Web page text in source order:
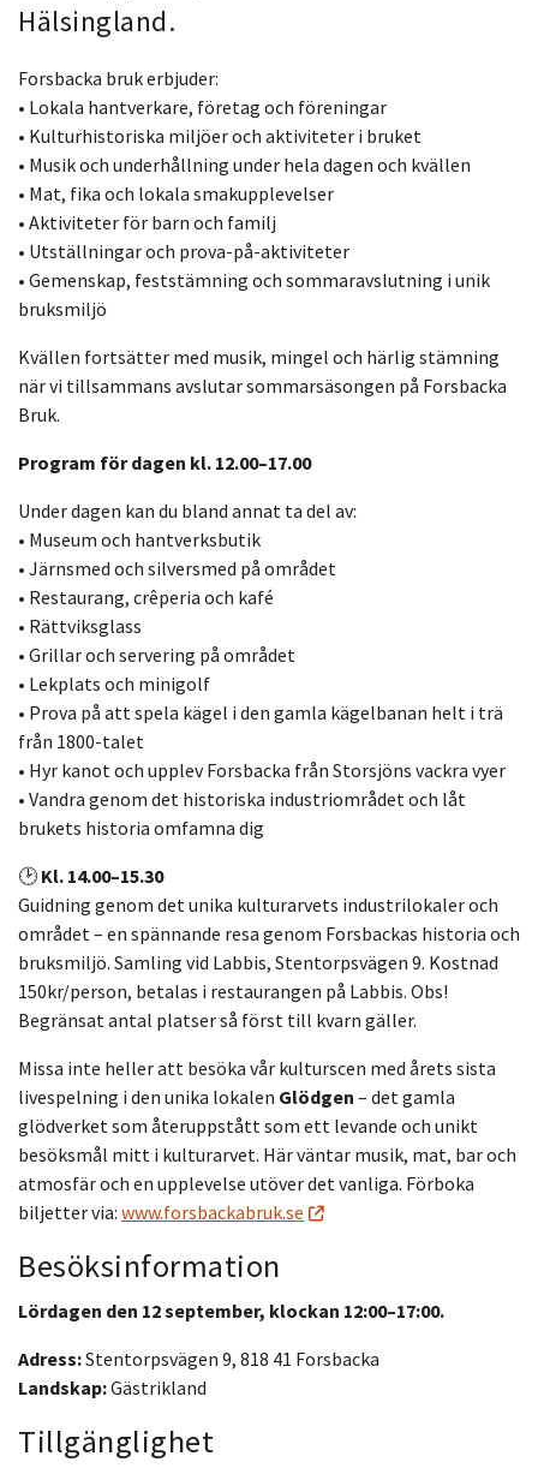
Hälsingland.
Forsbacka bruk erbjuder:
• Lokala hantverkare, företag och föreningar
• Kulturhistoriska miljöer och aktiviteter i bruket
• Musik och underhållning under hela dagen och kvällen
• Mat, fika och lokala smakupplevelser
• Aktiviteter för barn och familj
• Utställningar och prova-på-aktiviteter
• Gemenskap, feststämning och sommaravslutning i unik
bruksmiljö
Kvällen fortsätter med musik, mingel och härlig stämning
när vi tillsammans avslutar sommarsäsongen på Forsbacka
Bruk.
Program för dagen kl. 12.00–17.00
Under dagen kan du bland annat ta del av:
• Museum och hantverksbutik
• Järnsmed och silversmed på området
• Restaurang, crêperia och kafé
• Rättviksglass
• Grillar och servering på området
• Lekplats och minigolf
• Prova på att spela kägel i den gamla kägelbanan helt i trä
från 1800-talet
• Hyr kanot och upplev Forsbacka från Storsjöns vackra vyer
• Vandra genom det historiska industriområdet och låt
brukets historia omfamna dig
🕑 Kl. 14.00–15.30
Guidning genom det unika kulturarvets industrilokaler och
området – en spännande resa genom Forsbackas historia och
bruksmiljö. Samling vid Labbis, Stentorpsvägen 9. Kostnad
150kr/person, betalas i restaurangen på Labbis. Obs!
Begränsat antal platser så först till kvarn gäller.
Missa inte heller att besöka vår kulturscen med årets sista
livespelning i den unika lokalen Glödgen – det gamla
glödverket som återuppstått som ett levande och unikt
besöksmål mitt i kulturarvet. Här väntar musik, mat, bar och
atmosfär och en upplevelse utöver det vanliga. Förboka
biljetter via: www.forsbackabruk.se
Besöksinformation
Lördagen den 12 september, klockan 12:00–17:00.
Adress:Stentorpsvägen 9, 818 41 Forsbacka
Landskap:Gästrikland
Tillgänglighet